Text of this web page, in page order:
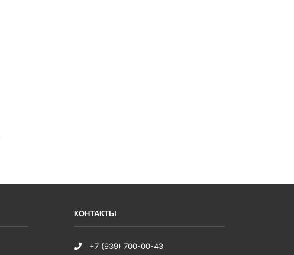
КОНТАКТЫ
+7 (939) 700-00-43